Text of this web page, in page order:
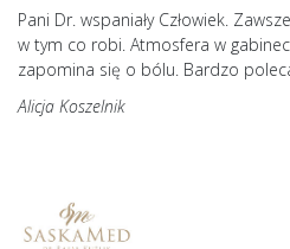
Pani Dr. wspaniały Człowiek.
w tym co robi. Atmosfera w
zapomina się o bólu. Bardzo
Alicja Koszelnik